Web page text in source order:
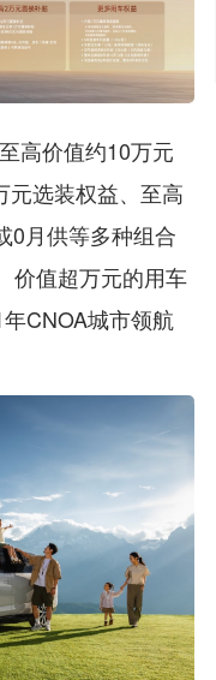
高价值约10万元
元选装权益、至高
0月供等多种组合
价值超万元的用车
CNOA城市领航